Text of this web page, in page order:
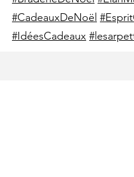
#CadeauxDeNoël
#IdéesCadeaux